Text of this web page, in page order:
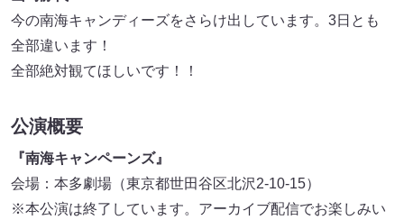
今の南海キャンディーズをさらけ出しています。3日とも
全部違います！
全部絶対観てほしいです！！
公演概要
『南海キャンペーンズ』
会場：本多劇場（東京都世田谷区北沢2-10-15）
※本公演は終了しています。アーカイブ配信でお楽しみい